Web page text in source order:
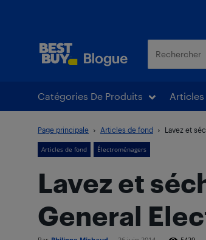
Catégories De Produits Articles
Page principale Articles de fond Lavez et
Articles de fond Électroménagers
Lavez et
General